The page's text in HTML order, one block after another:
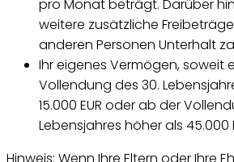
pro Monat beträgt. Darüber
weitere zusätzliche
anderen Personen Unterhalt
Ihr eigenes Vermögen, soweit
Vollendung des 30.
15.000 EUR oder ab der
Lebensjahres höher als 45.000